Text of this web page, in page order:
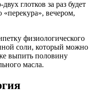
глотков за раз будет
«перекура», вечером,
физиологического
соли, который можно
выпить половину
масла.